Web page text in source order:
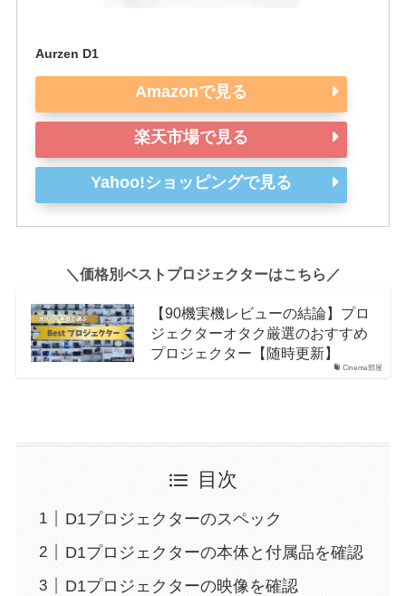
Aurzen D1
Amazonで見る
楽天市場で見る
Yahoo!ショッピングで見る
＼価格別ベストプロジェクターはこちら／
Cinema部屋
【90機実機レビューの結論】プロ
ジェクターオタク厳選のおすすめ
プロジェクター【随時更新】
目次
D1プロジェクターのスペック
D1プロジェクターの本体と付属品を確認
D1プロジェクターの映像を確認